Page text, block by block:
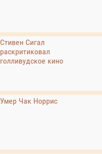
Стивен Сигал
раскритиковал
голливудское кино
Умер Чак Норрис